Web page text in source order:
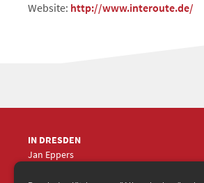
Website: http://www.interoute.de/
IN DRESDEN
Jan Eppers